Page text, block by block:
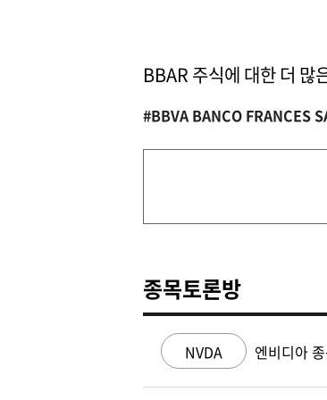
BBAR 주식에 대한 더 많
#BBVA BANCO FRANCES
종목토론방
NVDA 엔비디아